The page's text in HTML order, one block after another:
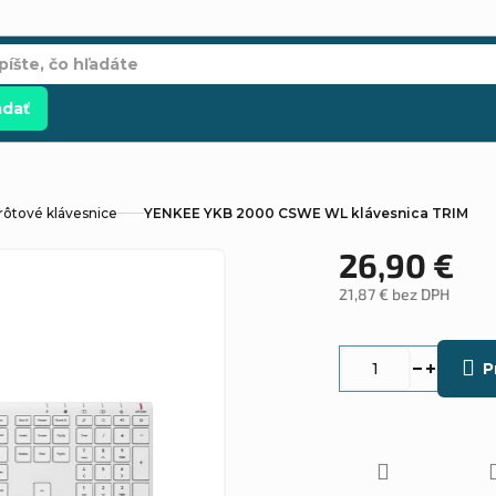
klávesnice YENKEE YKB 2000 CSWE WL klávesnica TRIM
26,90 €
21,87 € bez DPH